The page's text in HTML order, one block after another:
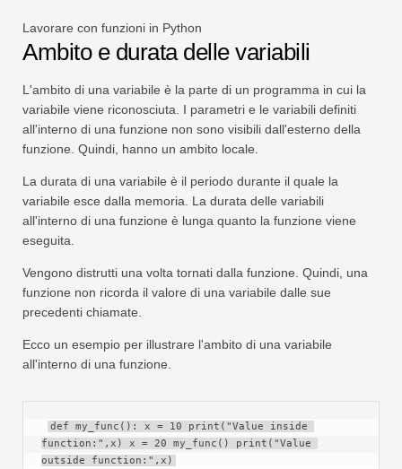
Lavorare con funzioni in Python
Ambito e durata delle variabili
L'ambito di una variabile è la parte di un programma in cui la
variabile viene riconosciuta. I parametri e le variabili definiti
all'interno di una funzione non sono visibili dall'esterno della
funzione. Quindi, hanno un ambito locale.
La durata di una variabile è il periodo durante il quale la
variabile esce dalla memoria. La durata delle variabili
all'interno di una funzione è lunga quanto la funzione viene
eseguita.
Vengono distrutti una volta tornati dalla funzione. Quindi, una
funzione non ricorda il valore di una variabile dalle sue
precedenti chiamate.
Ecco un esempio per illustrare l'ambito di una variabile
all'interno di una funzione.
def my_func(): x = 10 print("Value inside
function:",x) x = 20 my_func() print("Value
outside function:",x)